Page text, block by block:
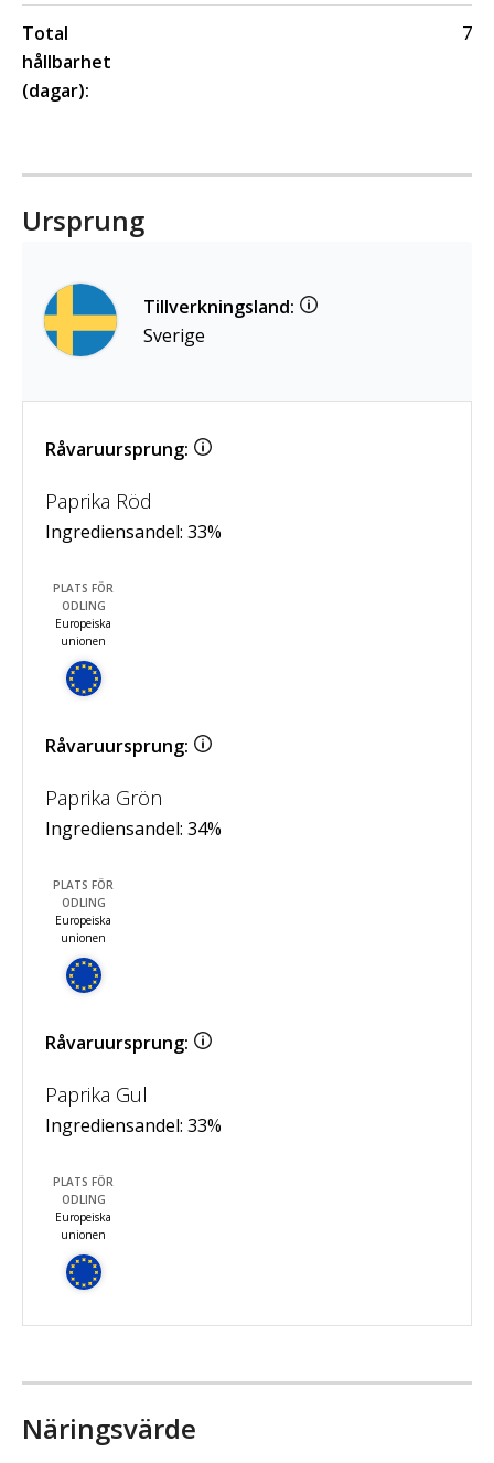
Total
hållbarhet
(dagar):
7
Ursprung
Tillverkningsland:
Sverige
Råvaruursprung:
Paprika Röd
Ingrediensandel: 33%
PLATS FÖR
ODLING
Europeiska
unionen
Råvaruursprung:
Paprika Grön
Ingrediensandel: 34%
PLATS FÖR
ODLING
Europeiska
unionen
Råvaruursprung:
Paprika Gul
Ingrediensandel: 33%
PLATS FÖR
ODLING
Europeiska
unionen
Näringsvärde